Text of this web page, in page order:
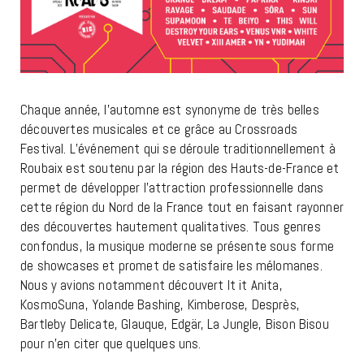
Chaque année, l’automne est synonyme de très belles
découvertes musicales et ce grâce au Crossroads
Festival. L’événement qui se déroule traditionnellement à
Roubaix est soutenu par la région des Hauts-de-France et
permet de développer l’attraction professionnelle dans
cette région du Nord de la France tout en faisant rayonner
des découvertes hautement qualitatives. Tous genres
confondus, la musique moderne se présente sous forme
de showcases et promet de satisfaire les mélomanes.
Nous y avions notamment découvert It it Anita,
KosmoSuna, Yolande Bashing, Kimberose, Desprès,
Bartleby Delicate, Glauque, Edgär, La Jungle, Bison Bisou
pour n’en citer que quelques uns.